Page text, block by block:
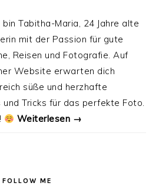
bin Tabitha-Maria, 24 Jahre alte
mit der Passion für gute
Reisen und Fotografie. Auf
Website erwarten dich
süße und herzhafte
Tricks für das perfekte Foto.
Weiterlesen →
FOLLOW ME